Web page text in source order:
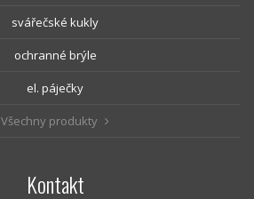
svářečské kukly
ochranné brýle
el. páječky
Všechny produkty
Kontakt